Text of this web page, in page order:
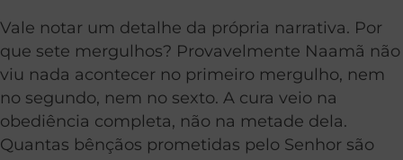
Vale notar um detalhe da própria narrativa. Por
que sete mergulhos? Provavelmente Naamã não
viu nada acontecer no primeiro mergulho, nem
no segundo, nem no sexto. A cura veio na
obediência completa, não na metade dela.
Quantas bênçãos prometidas pelo Senhor são